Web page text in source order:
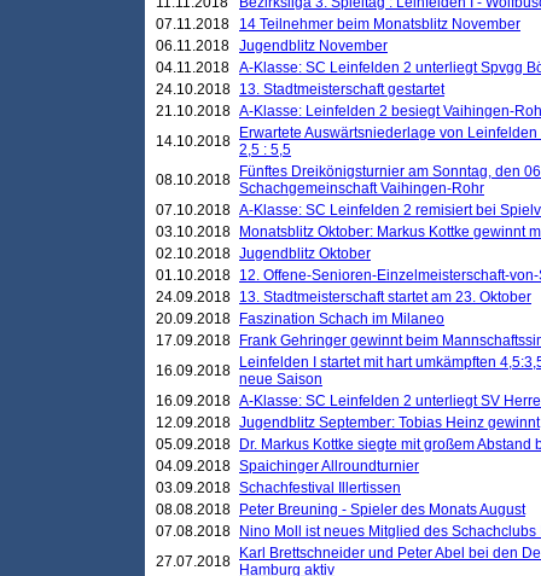
07.11.2018
14 Teilnehmer beim Monatsblitz November
06.11.2018 Jugendblitz November
04.11.2018 A-Klasse: SC Leinfelden 2 unterliegt Spvgg
24.10.2018 13. Stadtmeisterschaft gestartet
21.10.2018 A-Klasse: Leinfelden 2 besiegt Vaihingen-
14.10.2018
Erwartete Auswärtsniederlage von
2,5 : 5,5
08.10.2018
Fünftes Dreikönigsturnier am Sonntag, den
Schachgemeinschaft Vaihingen-Rohr
07.10.2018 A-Klasse: SC Leinfelden 2 remisiert bei
03.10.2018
Monatsblitz Oktober: Markus Kottke gewinnt
02.10.2018 Jugendblitz Oktober
01.10.2018 12. Offene-Senioren-Einzelmeisterschaft-
24.09.2018 13. Stadtmeisterschaft startet am 23. Oktober
20.09.2018
Faszination Schach im Milaneo
17.09.2018
Frank Gehringer gewinnt beim
16.09.2018
Leinfelden I startet mit hart umkämpften
neue Saison
16.09.2018 A-Klasse: SC Leinfelden 2 unterliegt SV
12.09.2018 Jugendblitz September: Tobias Heinz gewinnt
05.09.2018
Dr. Markus Kottke siegte mit großem
04.09.2018 Spaichinger Allroundturnier
03.09.2018 Schachfestival Illertissen
08.08.2018
Peter Breuning - Spieler des Monats August
07.08.2018
Nino Moll ist neues Mitglied des
27.07.2018
Karl Brettschneider und Peter Abel bei den
Hamburg aktiv